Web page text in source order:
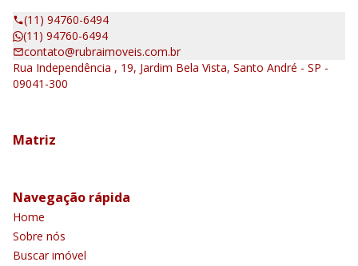
(11) 94760-6494
(11) 94760-6494
contato@rubraimoveis.com.br
Rua Independência , 19, Jardim Bela Vista, Santo André - SP -
09041-300
Matriz
Navegação rápida
Home
Sobre nós
Buscar imóvel